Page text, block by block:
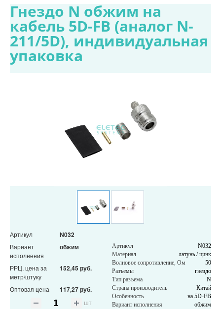
Гнездо N обжим на
кабель 5D-FB (аналог N-
211/5D), индивидуальная
упаковка
Артикул N032
Вариант
исполнения
обжим
РРЦ, цена за
метр/штуку
152,45 руб.
Оптовая цена 117,27 руб.
шт
Артикул
N032
Материал
латунь / цинк
Волновое сопротивление, Ом
50
Разъемы
гнездо
Тип разъема
N
Страна производитель
Китай
Особенность
на 5D-FB
Вариант исполнения
обжим